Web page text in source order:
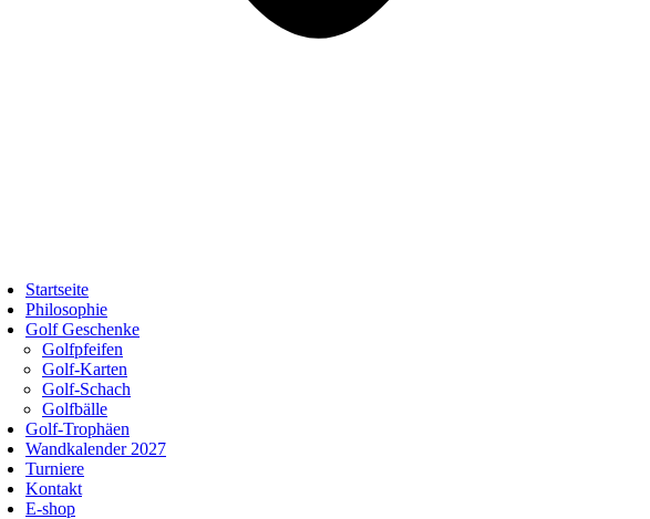
Startseite
Philosophie
Golf Geschenke
Golfpfeifen
Golf-Karten
Golf-Schach
Golfbälle
Golf-Trophäen
Wandkalender 2027
Turniere
Kontakt
E-shop